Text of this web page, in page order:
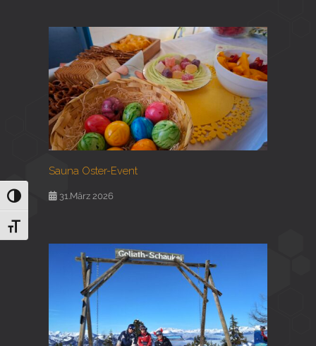
Umschalten auf hohe Kontraste
Schrift vergrößern
Sauna Oster-Event
31.März 2026